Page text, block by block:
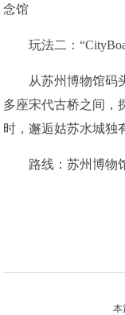
念馆
玩法二：
从苏州博物馆码头
多座宋代古桥之间，
时，邂逅姑苏水城独
路线：苏州博物
本